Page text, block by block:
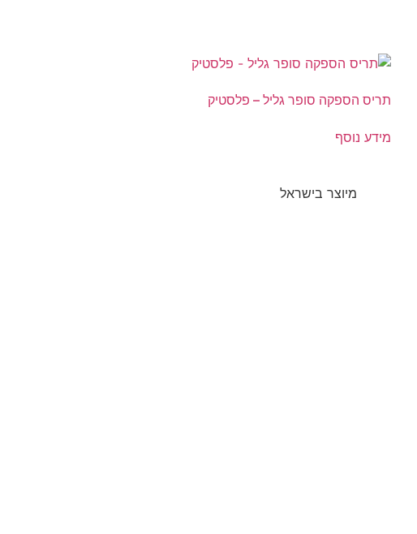
תריס הספקה סופר גליל – פלסטיק
מידע נוסף